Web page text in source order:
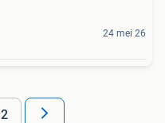
24 mei 26
2